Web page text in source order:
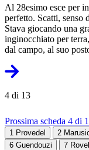
Al 28esimo esce per
perfetto. Scatti, senso
Stava giocando una
inginocchiato per
dal campo, al suo
4 di 13
Prossima scheda 4 di
1 Provedel 2
6 Guendouzi 7